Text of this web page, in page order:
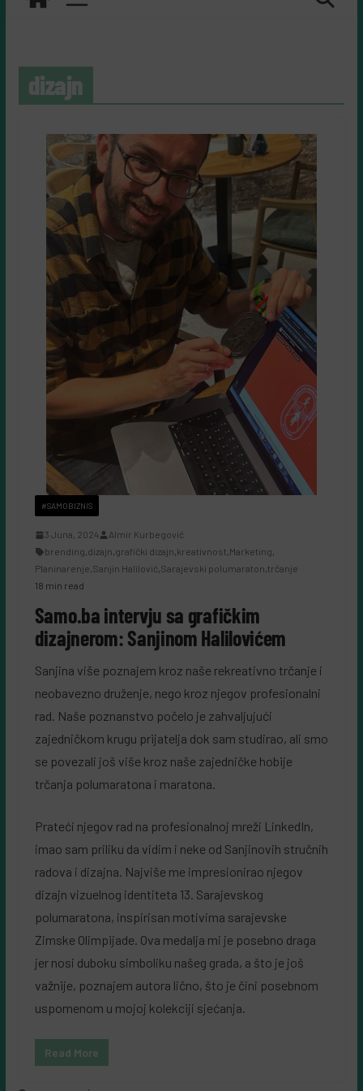
dizajn
#SAMOBIZNIS
3 Juna, 2024
Almir Kurbegović
brending,dizajn,grafički dizajn,kreativnost,Marketing,
Planinarenje,Sanjin Halilović,Sarajevski polumaraton,trčanje
18 min read
Samo.ba intervju sa grafičkim
dizajnerom: Sanjinom Halilovićem
Sanjina više poznajem kroz naše rekreativno trčanje i
neobavezno druženje, nego kroz njegov profesionalni
rad. Naše poznanstvo počelo je zahvaljujući
zajedničkom krugu prijatelja dok sam studirao, ali smo
se povezali još više kroz naše zajedničke hobije
trčanja polumaratona i maratona.
Prateći njegov rad na profesionalnoj mreži LinkedIn,
imao sam priliku da vidim i neke od Sanjinovih stručnih
radova i dizajna. Najviše me impresionirao njegov
dizajn vizuelnog identiteta 13. Sarajevskog
polumaratona, inspirisan motivima sarajevske
Zimske Olimpijade. Ova medalja mi je posebno draga
jer nosi duboku simboliku našeg grada, a što je još
važnije, poznajem autora lično, što je čini posebnom
uspomenom u mojoj kolekciji sjećanja.
Read More